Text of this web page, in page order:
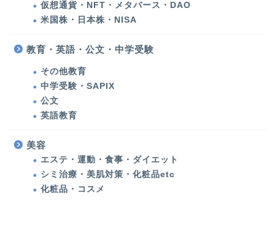
仮想通貨・NFT・メタバース・DAO
米国株・日本株・NISA
教育・英語・公文・中学受験
その他教育
中学受験・SAPIX
公文
英語教育
美容
エステ・運動・食事・ダイエット
シミ治療・美肌対策・化粧品etc
化粧品・コスメ
シミ治療・美肌対策